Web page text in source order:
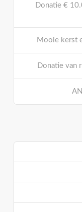
Donatie €
Mooie kerst
Donatie van